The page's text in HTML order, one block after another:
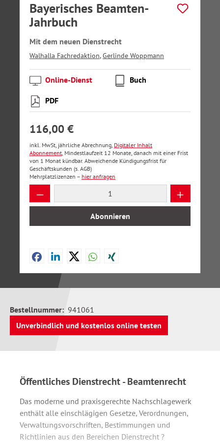
Bayerisches Beamten-
Jahrbuch
Mit dem neuen Dienstrecht
Walhalla Fachredaktion,Gerlinde Woppmann
Online-Dienst Buch
PDF
116,00 €
inkl. MwSt, jährliche Abrechnung, Digitaler Inhalt
Abonnement, Mindestlaufzeit 12 Monate, danach mit einer Frist
von 1 Monat kündbar. Abweichende Kündigungsfrist für
Geschäftskunden (s. AGB)
Mehrplatzlizenzen – hier anfragen
Produkt Anzahl: Gib den gewünschten
Abonnieren
Bestellnummer: 941061
Unverbindlich und kostenlos online testen
Öffentliches Dienstrecht - Beamtenrecht
Das moderne und praxisgerechte Nachschlagewerk
enthält alle einschlägigen Gesetze, Verordnungen,
Verwaltungsvorschriften, Bestimmungen und
Richtlinien aus den Bereichen Dienstrecht ?